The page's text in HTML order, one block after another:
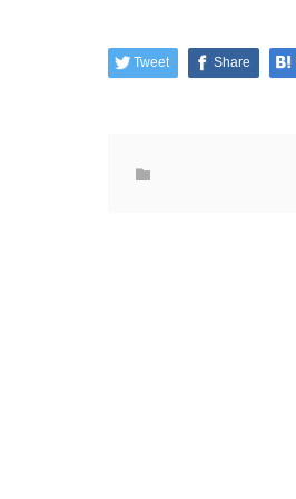
Tweet Share